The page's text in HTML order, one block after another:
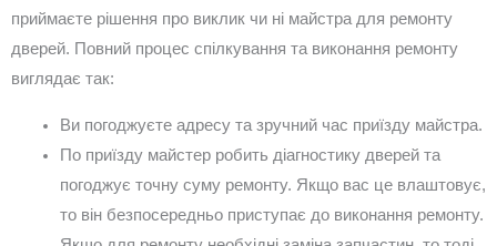
приймаєте рішення про виклик чи ні майстра для ремонту
дверей. Повний процес спілкування та виконання ремонту
виглядає так:
Ви погоджуєте адресу та зручний час приїзду майстра.
По приїзду майстер робить діагностику дверей та
погоджує точну суму ремонту. Якщо вас це влаштовує,
то він безпосередньо приступає до виконання ремонту.